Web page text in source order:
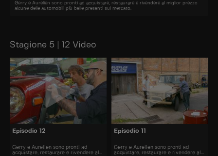
Gerry e Aurelien sono pronti ad acquistare, restaurare e rivendere al miglior prezzo
alcune delle automobili più belle presenti sul mercato.
Stagione 5 | 12 Video
Episodio 12
Gerry e Aurelien sono pronti ad
acquistare, restaurare e rivendere al
Episodio 11
Gerry e Aurelien sono pronti ad
acquistare, restaurare e rivendere al